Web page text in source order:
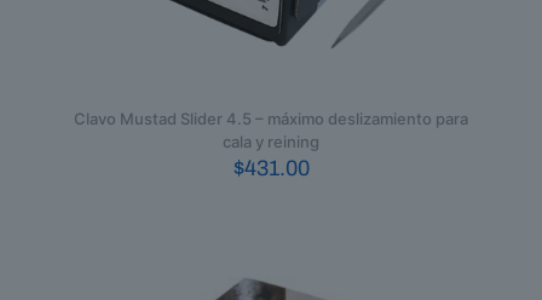
Clavo Mustad Slider 4.5 – máximo deslizamiento para
cala y reining
$431.00